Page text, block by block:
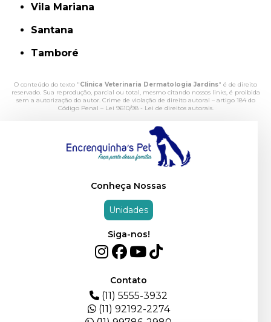
Vila Mariana
Santana
Tamboré
O conteúdo do texto "Clinica Veterinaria Dermatologia Jardins" é de direito
reservado. Sua reprodução, parcial ou total, mesmo citando nossos links, é proibida
sem a autorização do autor. Crime de violação de direito autoral – artigo 184 do
Código Penal – Lei 9610/98 - Lei de direitos autorais.
Conheça Nossas
Unidades
Siga-nos!
Contato
(11) 5555-3932
(11) 92192-2274